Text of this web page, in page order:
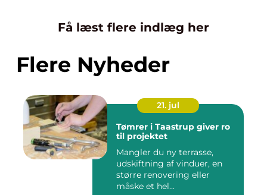
Få læst flere indlæg her
Flere Nyheder
21. jul
Tømrer i Taastrup giver ro
til projektet
Mangler du ny terrasse,
udskiftning af vinduer, en
større renovering eller
måske et hel...